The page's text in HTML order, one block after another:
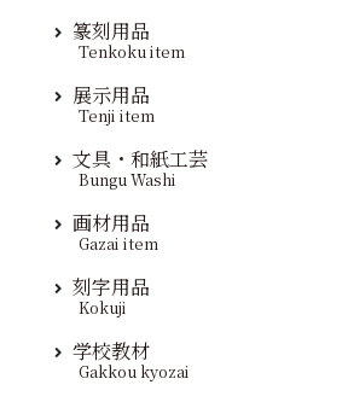
篆刻用品
Tenkoku item
展示用品
Tenji item
文具・和紙工芸
Bungu Washi
画材用品
Gazai item
刻字用品
Kokuji
学校教材
Gakkou kyozai